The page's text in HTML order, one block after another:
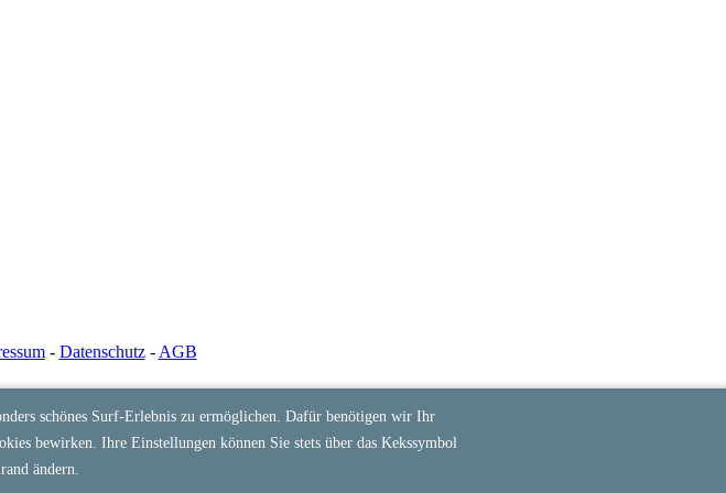
- Datenschutz- AGB
schönes Surf-Erlebnis zu ermöglichen. Dafür benötigen wir Ihr
bewirken. Ihre Einstellungen können Sie stets über das Kekssymbol
ändern.